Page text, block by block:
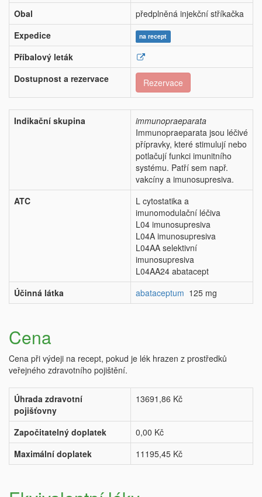
Obal
předplněná injekční stříkačka
Expedice
na recept
Příbalový leták
Dostupnost a rezervace
Rezervace
Indikační skupina
immunopraeparata
Immunopraeparata jsou léčivé
přípravky, které stimulují nebo
potlačují funkci imunitního
systému. Patří sem např.
vakcíny a imunosupresiva.
ATC
L cytostatika a
imunomodulační léčiva
L04 imunosupresiva
L04A imunosupresiva
L04AA selektivní
imunosupresiva
L04AA24 abatacept
Účinná látka
abataceptum 125 mg
Cena
Cena při výdeji na recept, pokud je lék hrazen z prostředků
veřejného zdravotního pojištění.
Úhrada zdravotní
pojišťovny
13691,86 Kč
Započitatelný doplatek
0,00 Kč
Maximální doplatek
11195,45 Kč